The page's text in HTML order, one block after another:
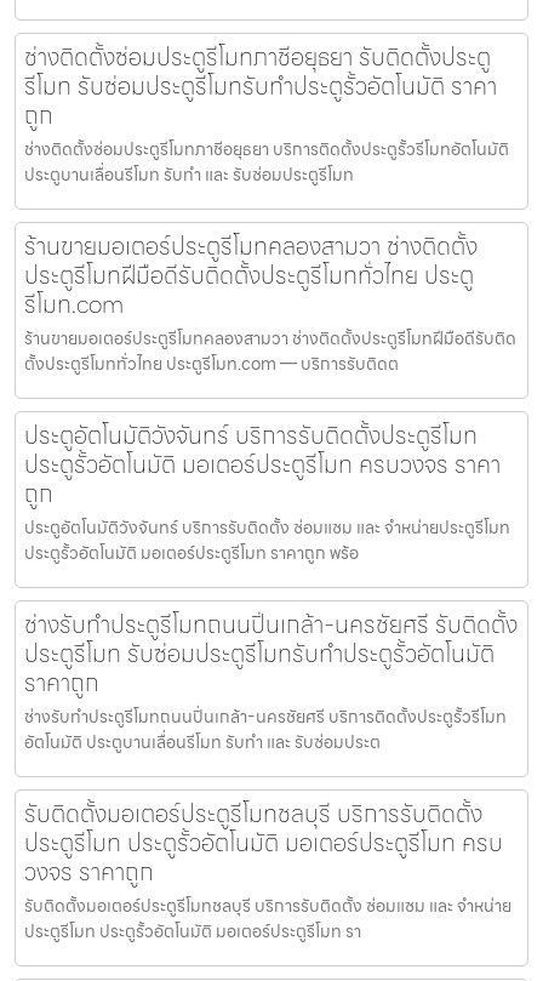
ช่างติดตั้งซ่อมประตูรีโมทภาชีอยุธยา รับติดตั้งประตู
รีโมท รับซ่อมประตูรีโมทรับทำประตูรั้วอัตโนมัติ ราคา
ถูก
ช่างติดตั้งซ่อมประตูรีโมทภาชีอยุธยา บริการติดตั้งประตูรั้วรีโมทอัตโนมัติ
ประตูบานเลื่อนรีโมท รับทำ และ รับซ่อมประตูรีโมท
ร้านขายมอเตอร์ประตูรีโมทคลองสามวา ช่างติดตั้ง
ประตูรีโมทฝีมือดีรับติดตั้งประตูรีโมททั่วไทย ประตู
รีโมท.com
ร้านขายมอเตอร์ประตูรีโมทคลองสามวา ช่างติดตั้งประตูรีโมทฝีมือดีรับติด
ตั้งประตูรีโมททั่วไทย ประตูรีโมท.com — บริการรับติดต
ประตูอัตโนมัติวังจันทร์ บริการรับติดตั้งประตูรีโมท
ประตูรั้วอัตโนมัติ มอเตอร์ประตูรีโมท ครบวงจร ราคา
ถูก
ประตูอัตโนมัติวังจันทร์ บริการรับติดตั้ง ซ่อมแซม และ จำหน่ายประตูรีโมท
ประตูรั้วอัตโนมัติ มอเตอร์ประตูรีโมท ราคาถูก พร้อ
ช่างรับทำประตูรีโมทถนนปิ่นเกล้า-นครชัยศรี รับติดตั้ง
ประตูรีโมท รับซ่อมประตูรีโมทรับทำประตูรั้วอัตโนมัติ
ราคาถูก
ช่างรับทำประตูรีโมทถนนปิ่นเกล้า-นครชัยศรี บริการติดตั้งประตูรั้วรีโมท
อัตโนมัติ ประตูบานเลื่อนรีโมท รับทำ และ รับซ่อมประต
รับติดตั้งมอเตอร์ประตูรีโมทชลบุรี บริการรับติดตั้ง
ประตูรีโมท ประตูรั้วอัตโนมัติ มอเตอร์ประตูรีโมท ครบ
วงจร ราคาถูก
รับติดตั้งมอเตอร์ประตูรีโมทชลบุรี บริการรับติดตั้ง ซ่อมแซม และ จำหน่าย
ประตูรีโมท ประตูรั้วอัตโนมัติ มอเตอร์ประตูรีโมท รา